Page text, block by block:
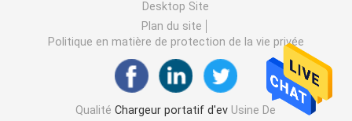
Adaptateurs de remplissage d'EV
Type - câble attaché par 2
Desktop Site
Plan du site
Politique en matière de protection de la vie privée
QualitéChargeur portatif d'ev Usine De